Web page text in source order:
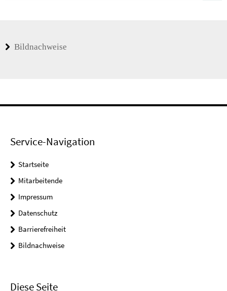
Bildnachweise
Service-Navigation
Startseite
Mitarbeitende
Impressum
Datenschutz
Barrierefreiheit
Bildnachweise
Diese Seite